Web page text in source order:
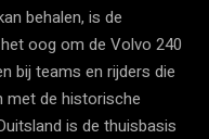
behalen, is de
oog om de Volvo 240
bij teams en rijders die
met de historische
is de thuisbasis